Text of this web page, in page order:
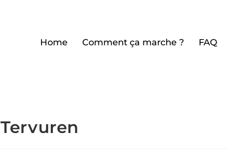
Home Comment ça marche ? FAQ